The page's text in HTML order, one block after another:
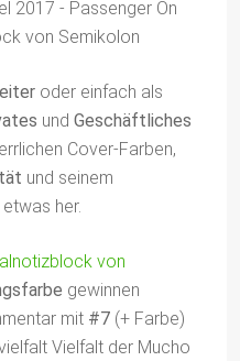
oder einfach als
und Geschäftliches
Cover-Farben,
und seinem
her.
von
gewinnen
mit #7 (+ Farbe)
Vielfalt der Mucho